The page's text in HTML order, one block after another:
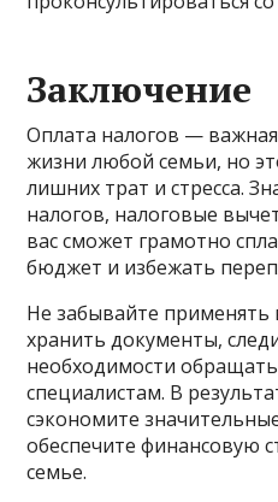
Заключение
Оплата налогов — важная
жизни любой семьи, но
лишних трат и стресса.
налогов, налоговые
вас сможет грамотно
бюджет и избежать
Не забывайте применять
хранить документы,
необходимости
специалистам. В
сэкономите
обеспечите финансовую
семье.